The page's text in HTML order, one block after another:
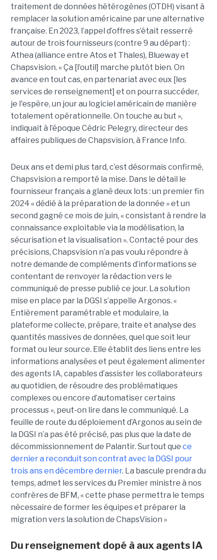
traitement de données hétérogènes (OTDH) visant à
remplacer la solution américaine par une alternative
française. En 2023, l’appel d’offres s’était resserré
autour de trois fournisseurs (contre 9 au départ) :
Athea (alliance entre Atos et Thales), Blueway et
Chapsvision. « Ça [l’outil] marche plutôt bien. On
avance en tout cas, en partenariat avec eux [les
services de renseignement] et on pourra succéder,
je l'espère, un jour au logiciel américain de manière
totalement opérationnelle. On touche au but »,
indiquait à l’époque Cédric Pelegry, directeur des
affaires publiques de Chapsvision, à France Info.
Deux ans et demi plus tard, c’est désormais confirmé,
Chapsvision a remporté la mise. Dans le détail le
fournisseur français a glané deux lots : un premier fin
2024 « dédié à la préparation de la donnée » et un
second gagné ce mois de juin, « consistant à rendre la
connaissance exploitable via la modélisation, la
sécurisation et la visualisation ». Contacté pour des
précisions, Chapsvision n’a pas voulu répondre à
notre demande de compléments d’informations se
contentant de renvoyer la rédaction vers le
communiqué de presse publié ce jour. La solution
mise en place par la DGSI s’appelle Argonos. «
Entièrement paramétrable et modulaire, la
plateforme collecte, prépare, traite et analyse des
quantités massives de données, quel que soit leur
format ou leur source. Elle établit des liens entre les
informations analysées et peut également alimenter
des agents IA, capables d’assister les collaborateurs
au quotidien, de résoudre des problématiques
complexes ou encore d’automatiser certains
processus », peut-on lire dans le communiqué. La
feuille de route du déploiement d’Argonos au sein de
la DGSI n’a pas été précisé, pas plus que la date de
décommissionnement de Palantir. Surtout que ce
dernier a reconduit son contrat avec la DGSI pour
trois ans en décembre dernier. La bascule prendra du
temps, admet les services du Premier ministre à nos
confrères de BFM, « cette phase permettra le temps
nécessaire de former les équipes et préparer la
migration vers la solution de ChapsVision »
Du renseignement dopé à aux agents IA